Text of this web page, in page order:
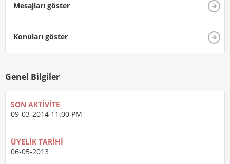
Mesajları göster
Konuları göster
Genel Bilgiler
SON AKTIVITE
09-03-2014 11:00 PM
ÜYELIK TARIHI
06-05-2013